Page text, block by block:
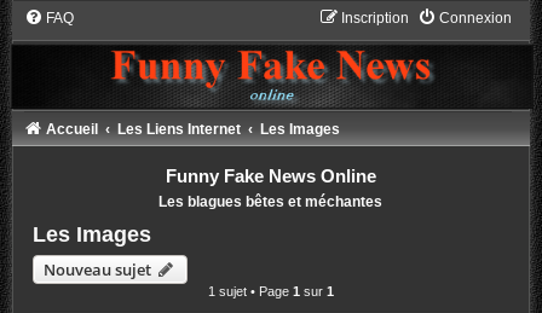
FAQ Connexion
Inscription
Accueil Les Liens Internet Les Images
Funny Fake News Online
Les blagues bêtes et méchantes
Les Images
Nouveau sujet
1 sujet • Page 1 sur 1